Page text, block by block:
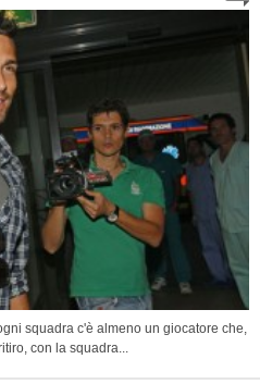
squadra c'è almeno un giocatore che,
con la squadra...